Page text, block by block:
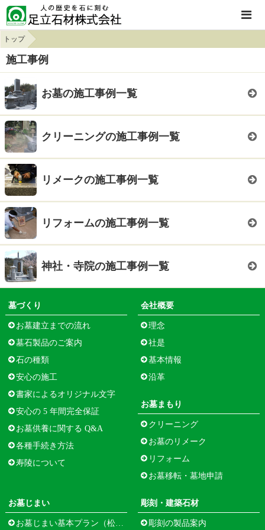
トップ
施工事例
お墓の施工事例一覧
クリーニングの施工事例一覧
リメークの施工事例一覧
リフォームの施工事例一覧
神社・寺院の施工事例一覧
墓づくり
お墓建立までの流れ
墓石製品のご案内
石の種類
安心の施工
書家によるオリジナル文字
安心の 5 年間完全保証
お墓供養に関する Q&A
各種手続き方法
寿陵について
会社概要
理念
社是
基本情報
沿革
お墓まもり
クリーニング
お墓のリメーク
リフォーム
お墓移転・墓地申請
お墓じまい
お墓じまい基本プラン（松江市寺町）
彫刻・建築石材
彫刻の製品案内